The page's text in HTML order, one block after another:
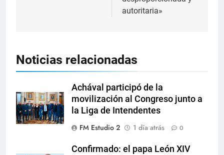
autoritaria»
Noticias relacionadas
Achával participó de la
movilización al Congreso junto a
la Liga de Intendentes
FM Estudio 2
1 día atrás 0
Confirmado: el papa León XIV